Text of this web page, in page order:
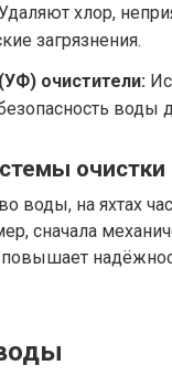
хлор,
загрязнения.
очистители:
воды
очистки
воды, на яхтах
сначала